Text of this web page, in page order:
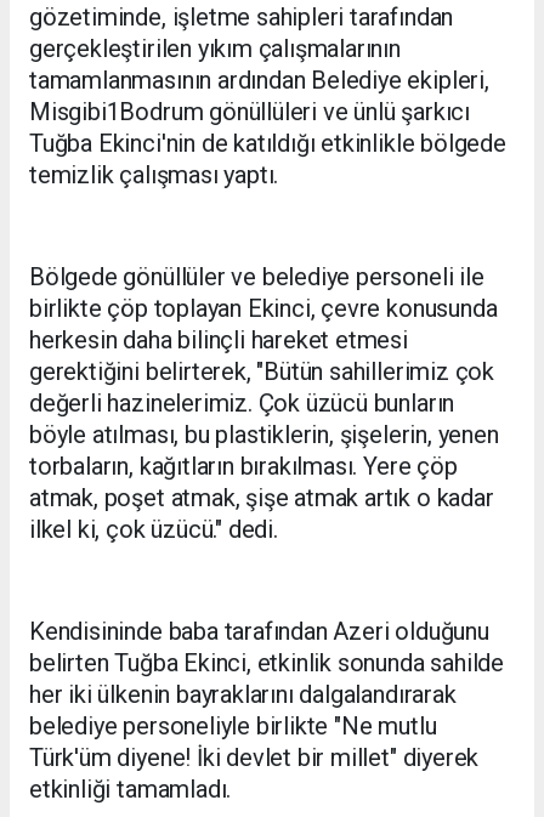
gözetiminde, işletme sahipleri tarafından
gerçekleştirilen yıkım çalışmalarının
tamamlanmasının ardından Belediye ekipleri,
Misgibi1Bodrum gönüllüleri ve ünlü şarkıcı
Tuğba Ekinci'nin de katıldığı etkinlikle bölgede
temizlik çalışması yaptı.
Bölgede gönüllüler ve belediye personeli ile
birlikte çöp toplayan Ekinci, çevre konusunda
herkesin daha bilinçli hareket etmesi
gerektiğini belirterek, "Bütün sahillerimiz çok
değerli hazinelerimiz. Çok üzücü bunların
böyle atılması, bu plastiklerin, şişelerin, yenen
torbaların, kağıtların bırakılması. Yere çöp
atmak, poşet atmak, şişe atmak artık o kadar
ilkel ki, çok üzücü." dedi.
Kendisininde baba tarafından Azeri olduğunu
belirten Tuğba Ekinci, etkinlik sonunda sahilde
her iki ülkenin bayraklarını dalgalandırarak
belediye personeliyle birlikte "Ne mutlu
Türk'üm diyene! İki devlet bir millet" diyerek
etkinliği tamamladı.